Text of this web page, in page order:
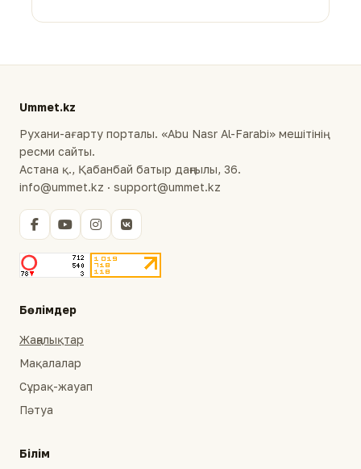
Ummet.kz
Рухани-ағарту порталы. «Abu Nasr Al-Farabi» мешітінің
ресми сайты.
Астана қ., Қабанбай батыр даңғылы, 36.
info@ummet.kz · support@ummet.kz
Бөлімдер
Жаңалықтар
Мақалалар
Сұрақ-жауап
Пәтуа
Білім